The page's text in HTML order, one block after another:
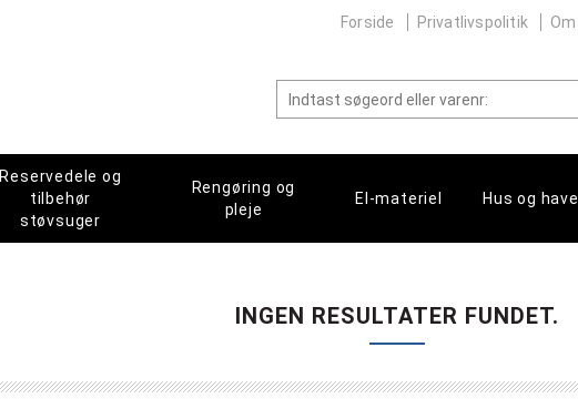
Forside Privatlivspolitik Om
Reservedele og
tilbehør
støvsuger
Rengøring og
pleje
El-materiel Hus og have
INGEN RESULTATER FUNDET.